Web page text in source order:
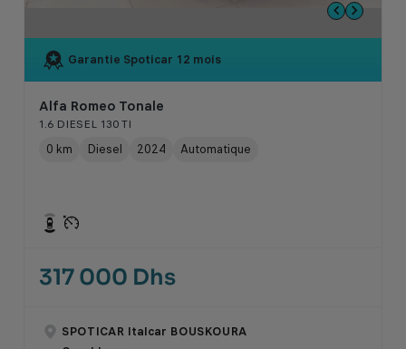
Garantie Spoticar 12 mois
Alfa Romeo Tonale
1.6 DIESEL 130 TI
0 km Diesel 2024 Automatique
317 000 Dhs
SPOTICAR Italcar BOUSKOURA